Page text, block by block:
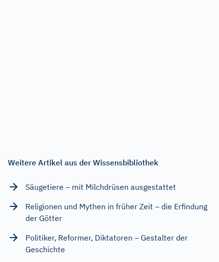
Weitere Artikel aus der Wissensbibliothek
Säugetiere – mit Milchdrüsen ausgestattet
Religionen und Mythen in früher Zeit – die Erfindung
der Götter
Politiker, Reformer, Diktatoren – Gestalter der
Geschichte